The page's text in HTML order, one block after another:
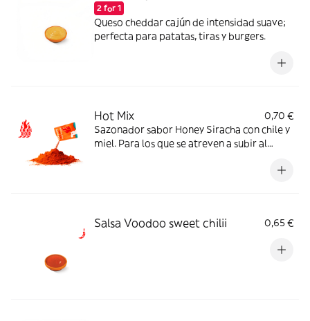
2 for 1
Queso cheddar cajún de intensidad suave;
perfecta para patatas, tiras y burgers.
Hot Mix
0,70 €
Sazonador sabor Honey Siracha con chile y
miel. Para los que se atreven a subir al
Salsa Voodoo sweet chilii 0,65 €